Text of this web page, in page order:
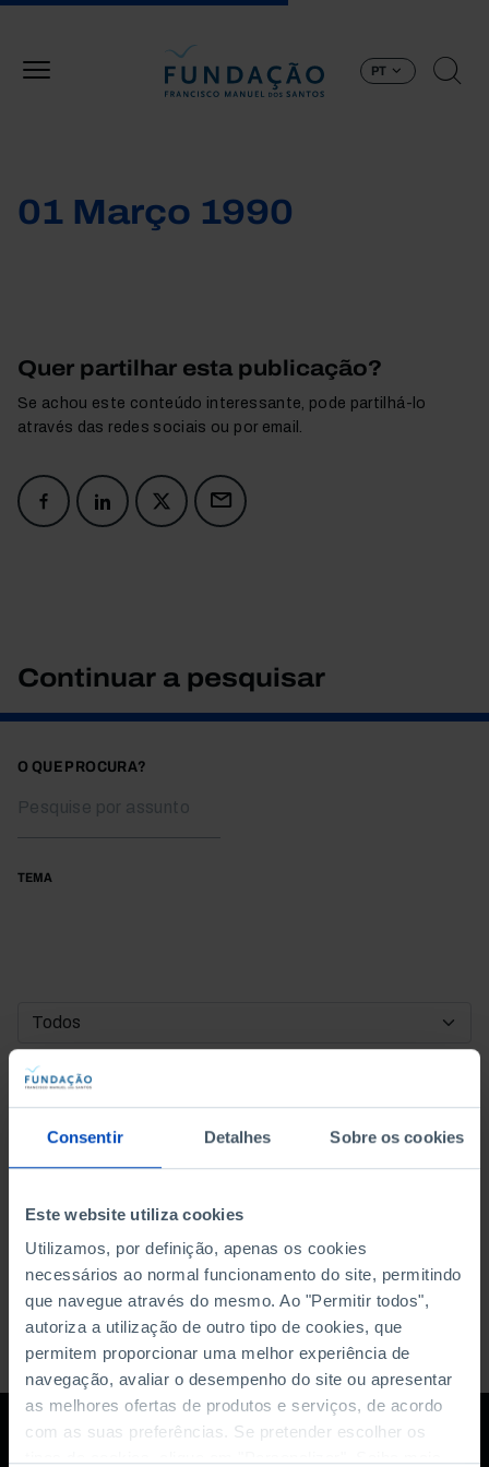
Consentir Detalhes Sobre os cookies
Este website utiliza cookies
Utilizamos, por definição, apenas os cookies
necessários ao normal funcionamento do site, permitindo
que navegue através do mesmo. Ao "Permitir todos",
autoriza a utilização de outro tipo de cookies, que
permitem proporcionar uma melhor experiência de
navegação, avaliar o desempenho do site ou apresentar
as melhores ofertas de produtos e serviços, de acordo
com as suas preferências. Se pretender escolher os
PT
01 Março 1990
Quer partilhar esta publicação?
Se achou este conteúdo interessante, pode partilhá-lo
através das redes sociais ou por email.
Continuar a pesquisar
O QUE PROCURA?
TEMA
DATA DE INÍCIO
DATA DE FIM